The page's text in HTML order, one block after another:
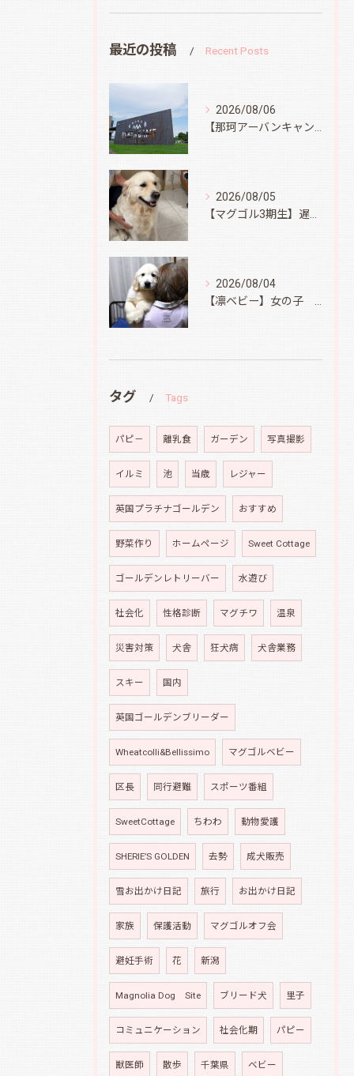
最近の投稿 Recent Posts
2026/08/06
【那珂アーバンキャンプフィールド】
2026/08/05
【マグゴル3期生】遅ればせながら
2026/08/04
【凛ベビー】女の子 Ⅱ
タグ Tags
パピ－ 離乳食 ガーデン 写真撮影
イルミ 池 当歳 レジャー
英国プラチナゴールデン おすすめ
野菜作り ホームページ Sweet Cottage
ゴールデンレトリーバー 水遊び
社会化 性格診断 マグチワ 温泉
災害対策 犬舎 狂犬病 犬舎業務
スキー 国内
英国ゴールデンブリーダー
Wheatcolli&Bellissimo マグゴルベビー
区長 同行避難 スポーツ番組
SweetCottage ちわわ 動物愛護
SHERIE’S GOLDEN 去勢 成犬販売
雪お出かけ日記 旅行 お出かけ日記
家族 保護活動 マグゴルオフ会
避妊手術 花 新潟
Magnolia Dog Site ブリード犬 里子
コミュニケーション 社会化期 パピー
獣医師 散歩 千葉県 ベビー